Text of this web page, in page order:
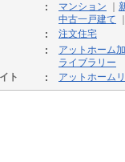
マンション
中古一戸建て
注文住宅
アットホーム
ライブラリー
ト
アットホーム